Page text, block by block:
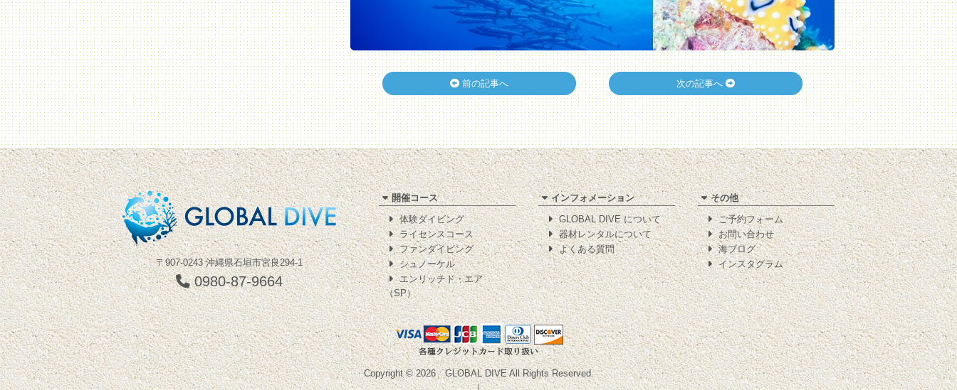
前の記事へ 次の記事へ
〒907-0243 沖縄県石垣市宮良294-1
0980-87-9664
開催コース
体験ダイビング
ライセンスコース
ファンダイビング
シュノーケル
エンリッチド・エア
（SP）
インフォメーション
GLOBAL DIVE について
器材レンタルについて
よくある質問
その他
ご予約フォーム
お問い合わせ
海ブログ
インスタグラム
Copyright © 2026GLOBAL DIVEAll Rights Reserved.
｜